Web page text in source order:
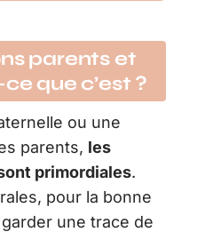
parents et
que c’est ?
ou une
parents, les
primordiales.
pour la bonne
une trace de